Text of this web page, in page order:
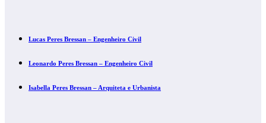
Lucas Peres Bressan – Engenheiro Civil
Leonardo Peres Bressan – Engenheiro Civil
Isabella Peres Bressan – Arquiteta e Urbanista